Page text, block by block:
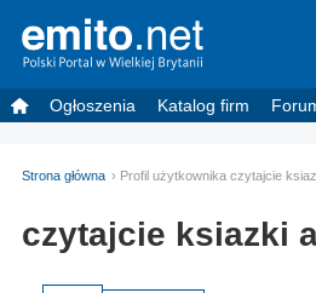
Ogłoszenia Katalog firm
Strona główna Profil użytkownika czytajcie
czytajcie ksiazki